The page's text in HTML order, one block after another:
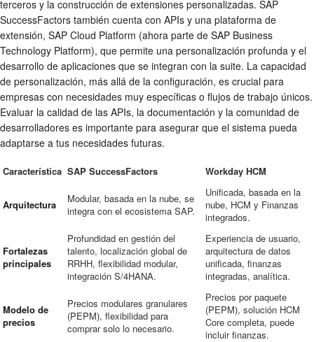
terceros y la construcción de extensiones personalizadas. SAP
SuccessFactors también cuenta con APIs y una plataforma de
extensión, SAP Cloud Platform (ahora parte de SAP Business
Technology Platform), que permite una personalización profunda y el
desarrollo de aplicaciones que se integran con la suite. La capacidad
de personalización, más allá de la configuración, es crucial para
empresas con necesidades muy específicas o flujos de trabajo únicos.
Evaluar la calidad de las APIs, la documentación y la comunidad de
desarrolladores es importante para asegurar que el sistema pueda
adaptarse a tus necesidades futuras.
Característica SAP SuccessFactors Workday HCM
Arquitectura
Modular, basada en la nube, se
integra con el ecosistema SAP.
Unificada, basada en la
nube, HCM y Finanzas
integrados.
Fortalezas
principales
Profundidad en gestión del
talento, localización global de
RRHH, flexibilidad modular,
integración S/4HANA.
Experiencia de usuario,
arquitectura de datos
unificada, finanzas
integradas, analítica.
Modelo de
precios
Precios modulares granulares
(PEPM), flexibilidad para
comprar solo lo necesario.
Precios por paquete
(PEPM), solución HCM
Core completa, puede
incluir finanzas.